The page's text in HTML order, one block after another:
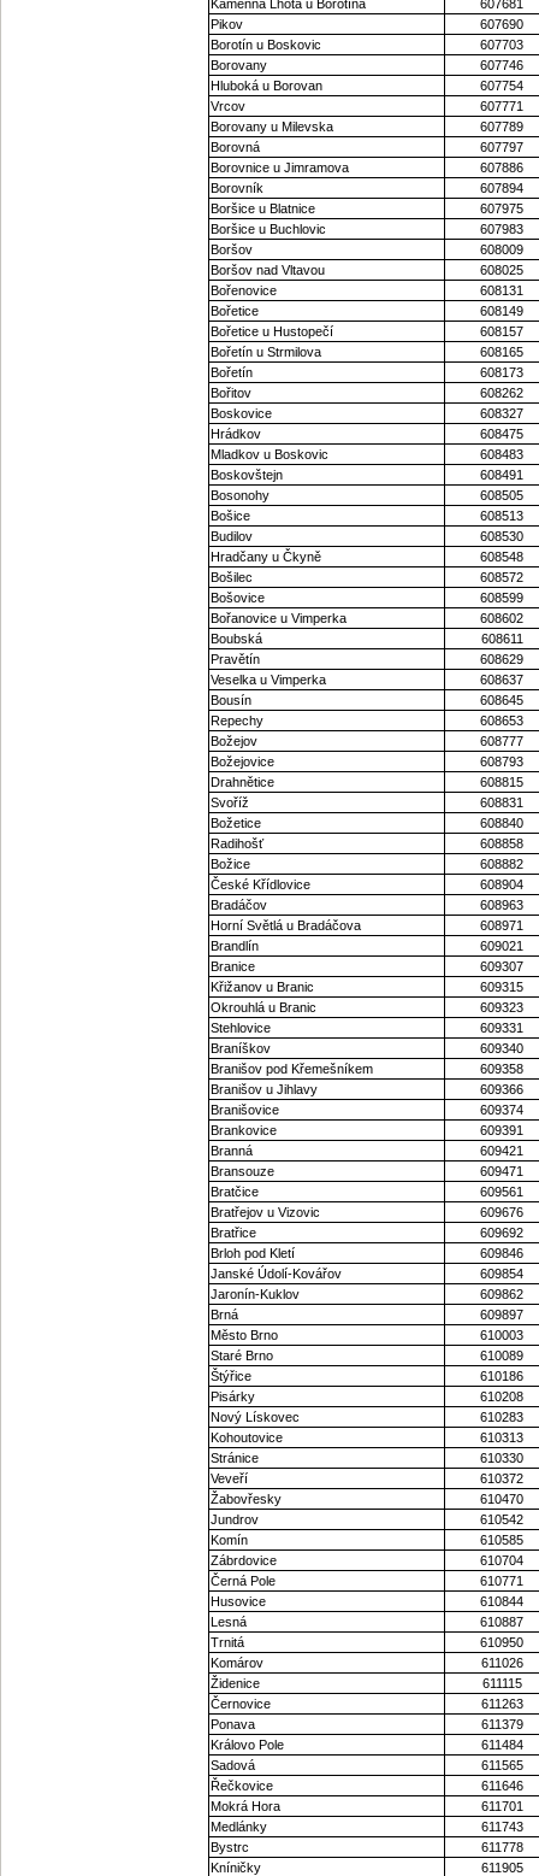
Kamenná Lhota u Borotína
607681
Pikov
607690
Borotín u Boskovic
607703
Borovany
607746
Hluboká u Borovan
607754
Vrcov
607771
Borovany u Milevska
607789
Borovná
607797
Borovnice u Jimramova
607886
Borovník
607894
Boršice u Blatnice
607975
Boršice u Buchlovic
607983
Boršov
608009
Boršov nad Vltavou
608025
Bořenovice
608131
Bořetice
608149
Bořetice u Hustopečí
608157
Bořetín u Strmilova
608165
Bořetín
608173
Bořitov
608262
Boskovice
608327
Hrádkov
608475
Mladkov u Boskovic
608483
Boskovštejn
608491
Bosonohy
608505
Bošice
608513
Budilov
608530
Hradčany u Čkyně
608548
Bošilec
608572
Bošovice
608599
Bořanovice u Vimperka
608602
Boubská
608611
Pravětín
608629
Veselka u Vimperka
608637
Bousín
608645
Repechy
608653
Božejov
608777
Božejovice
608793
Drahnětice
608815
Svoříž
608831
Božetice
608840
Radihošť
608858
Božice
608882
České Křídlovice
608904
Bradáčov
608963
Horní Světlá u Bradáčova
608971
Brandlín
609021
Branice
609307
Křižanov u Branic
609315
Okrouhlá u Branic
609323
Stehlovice
609331
Braníškov
609340
Branišov pod Křemešníkem
609358
Branišov u Jihlavy
609366
Branišovice
609374
Brankovice
609391
Branná
609421
Bransouze
609471
Bratčice
609561
Bratřejov u Vizovic
609676
Bratřice
609692
Brloh pod Kletí
609846
Janské Údolí-Kovářov
609854
Jaronín-Kuklov
609862
Brná
609897
Město Brno
610003
Staré Brno
610089
Štýřice
610186
Pisárky
610208
Nový Lískovec
610283
Kohoutovice
610313
Stránice
610330
Veveří
610372
Žabovřesky
610470
Jundrov
610542
Komín
610585
Zábrdovice
610704
Černá Pole
610771
Husovice
610844
Lesná
610887
Trnitá
610950
Komárov
611026
Židenice
611115
Černovice
611263
Ponava
611379
Královo Pole
611484
Sadová
611565
Řečkovice
611646
Mokrá Hora
611701
Medlánky
611743
Bystrc
611778
Kníničky
611905